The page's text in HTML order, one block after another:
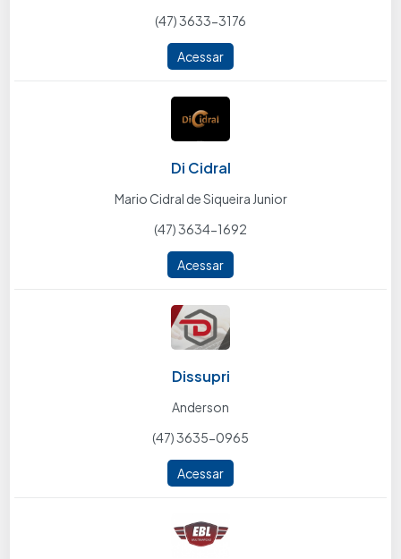
(47) 3633-3176
Acessar
Di Cidral
Mario Cidral de Siqueira Junior
(47) 3634-1692
Acessar
Dissupri
Anderson
(47) 3635-0965
Acessar